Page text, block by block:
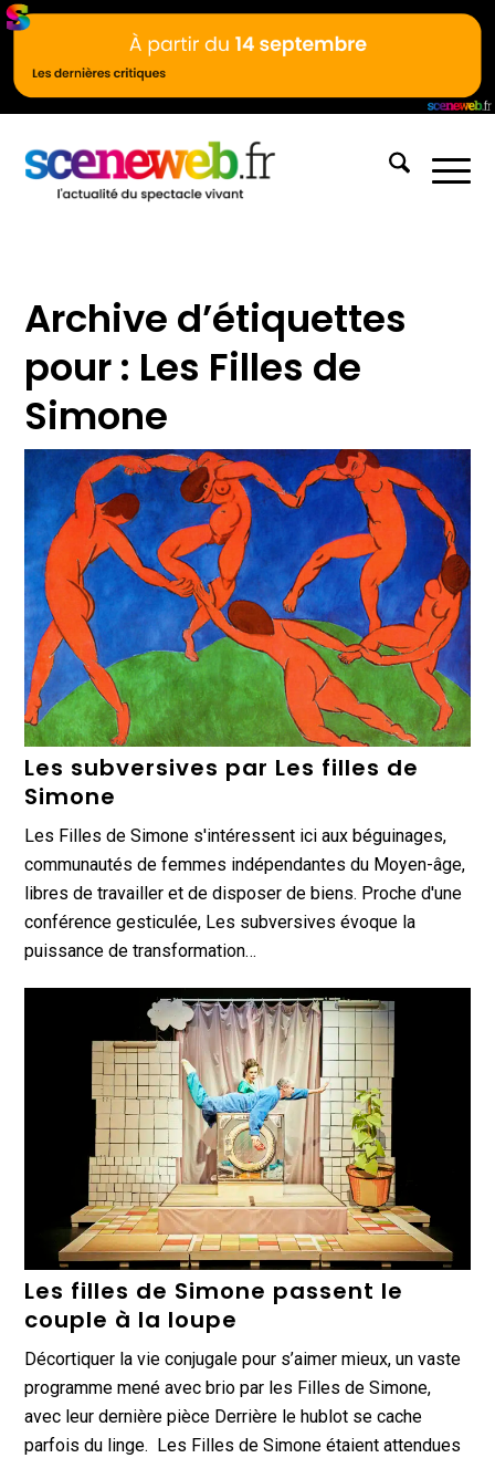
Archive d’étiquettes
pour : Les Filles de
Simone
Les subversives par Les filles de
Simone
Les Filles de Simone s'intéressent ici aux béguinages,
communautés de femmes indépendantes du Moyen-âge,
libres de travailler et de disposer de biens. Proche d'une
conférence gesticulée, Les subversives évoque la
puissance de transformation…
Les filles de Simone passent le
couple à la loupe
Décortiquer la vie conjugale pour s’aimer mieux, un vaste
programme mené avec brio par les Filles de Simone,
avec leur dernière pièce Derrière le hublot se cache
parfois du linge. Les Filles de Simone étaient attendues